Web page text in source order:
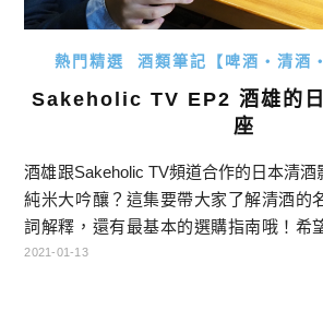
熱門精選 酒類筆記【啤酒・清酒
Sakeholic TV EP2 酒雄的
座
酒雄跟Sakeholic TV頻道合作的日本清酒
純米大吟釀？這集要帶大家了解清酒的
詞解釋，還有最基本的選購指南哦！希
日本酒，也能買到最適合的品項哦！ 酒
2021-01-13